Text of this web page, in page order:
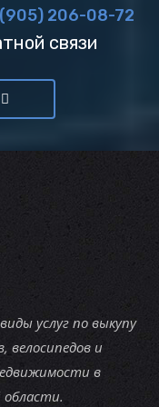
206-08-72
связи
услуг по выкупу
велосипедов и
в
области.